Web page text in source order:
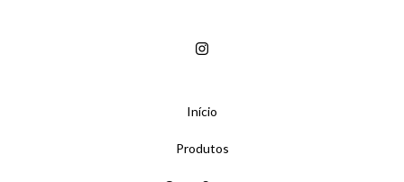
Início
Produtos